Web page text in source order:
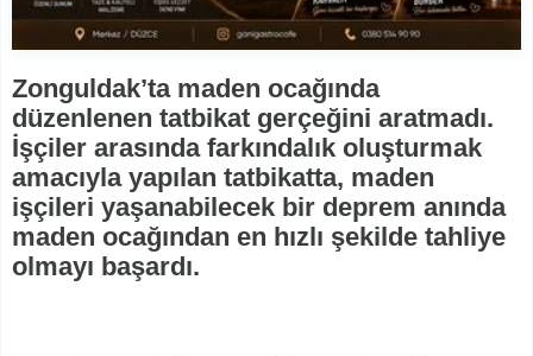
Zonguldak’ta maden ocağında
düzenlenen tatbikat gerçeğini aratmadı.
İşçiler arasında farkındalık oluşturmak
amacıyla yapılan tatbikatta, maden
işçileri yaşanabilecek bir deprem anında
maden ocağından en hızlı şekilde tahliye
olmayı başardı.